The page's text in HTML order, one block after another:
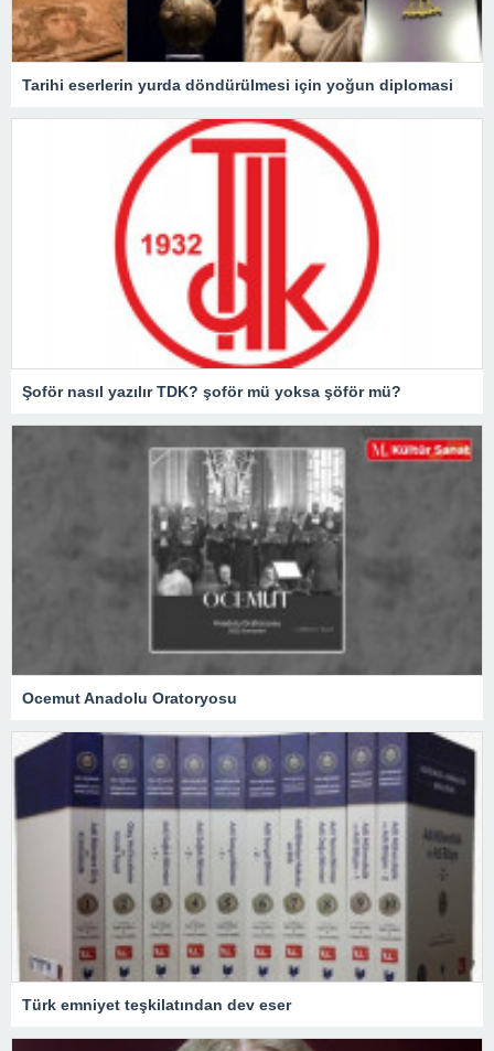
Tarihi eserlerin yurda döndürülmesi için yoğun diplomasi
Şoför nasıl yazılır TDK? şoför mü yoksa şöför mü?
Ocemut Anadolu Oratoryosu
Türk emniyet teşkilatından dev eser